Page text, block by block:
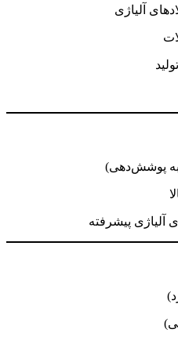
آلیاژی
به پوشش‌دهی)
آلیاژی پیشرفته